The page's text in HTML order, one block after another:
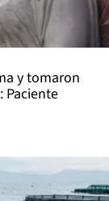
y tomaron
Paciente